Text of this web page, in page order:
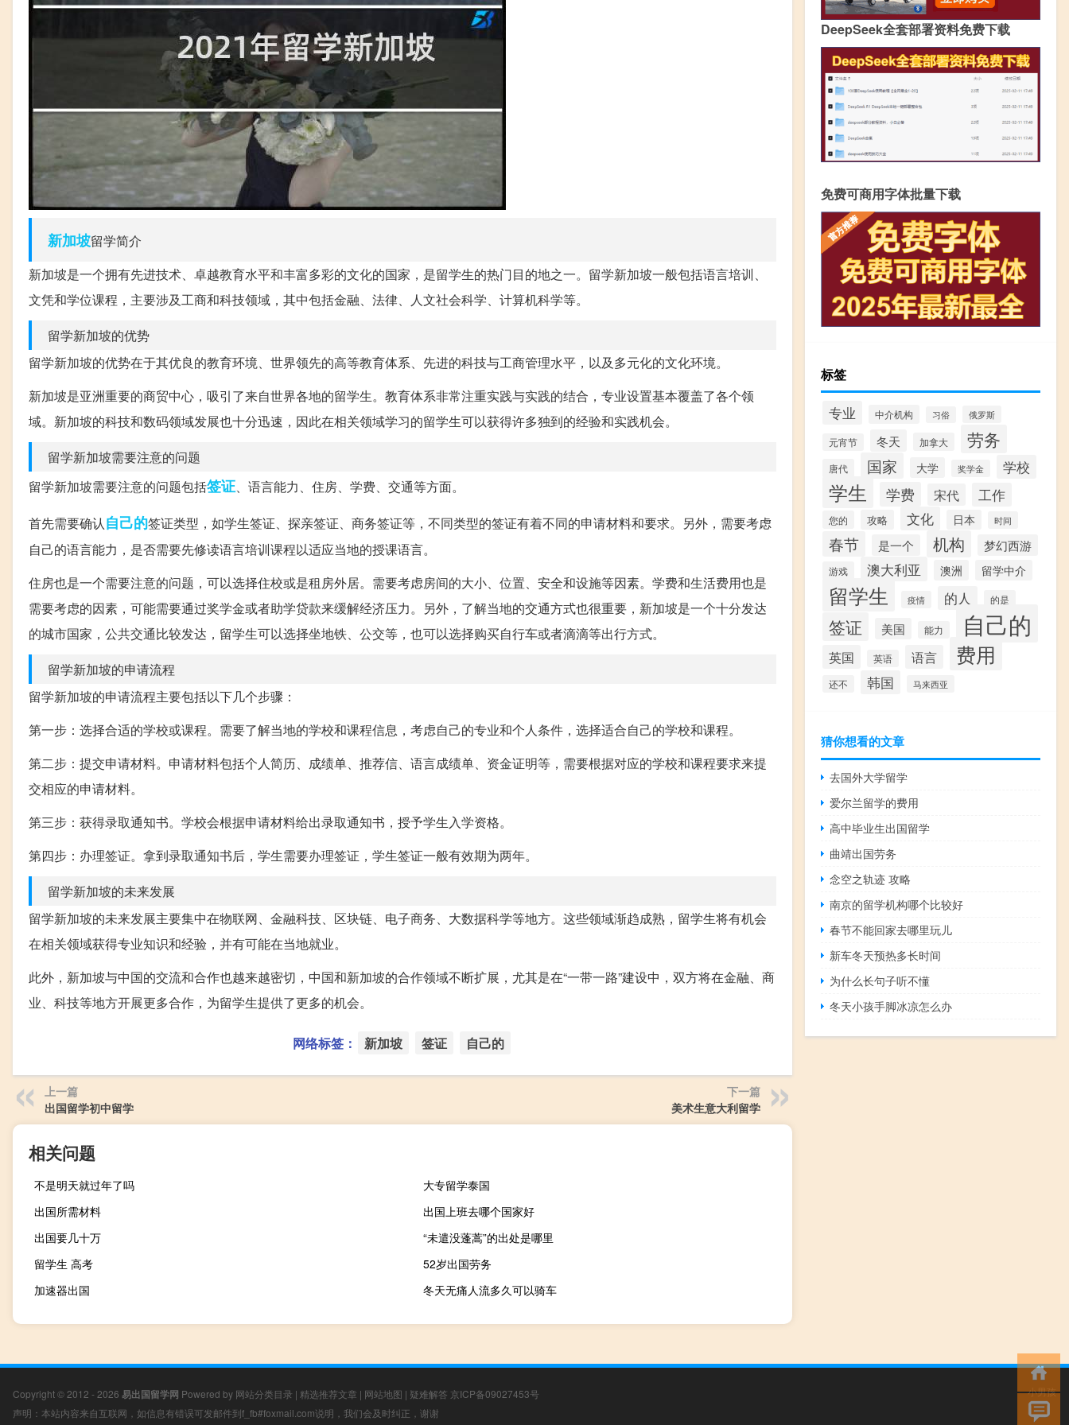
新加坡留学简介
新加坡是一个拥有先进技术、卓越教育水平和丰富多彩的文化的国家，是留学生的热门目的地之一。留学新加坡一般包括语言培训、
文凭和学位课程，主要涉及工商和科技领域，其中包括金融、法律、人文社会科学、计算机科学等。
留学新加坡的优势
留学新加坡的优势在于其优良的教育环境、世界领先的高等教育体系、先进的科技与工商管理水平，以及多元化的文化环境。
新加坡是亚洲重要的商贸中心，吸引了来自世界各地的留学生。教育体系非常注重实践与实践的结合，专业设置基本覆盖了各个领
域。新加坡的科技和数码领域发展也十分迅速，因此在相关领域学习的留学生可以获得许多独到的经验和实践机会。
留学新加坡需要注意的问题
留学新加坡需要注意的问题包括签证、语言能力、住房、学费、交通等方面。
首先需要确认自己的签证类型，如学生签证、探亲签证、商务签证等，不同类型的签证有着不同的申请材料和要求。另外，需要考虑
自己的语言能力，是否需要先修读语言培训课程以适应当地的授课语言。
住房也是一个需要注意的问题，可以选择住校或是租房外居。需要考虑房间的大小、位置、安全和设施等因素。学费和生活费用也是
需要考虑的因素，可能需要通过奖学金或者助学贷款来缓解经济压力。另外，了解当地的交通方式也很重要，新加坡是一个十分发达
的城市国家，公共交通比较发达，留学生可以选择坐地铁、公交等，也可以选择购买自行车或者滴滴等出行方式。
留学新加坡的申请流程
留学新加坡的申请流程主要包括以下几个步骤：
第一步：选择合适的学校或课程。需要了解当地的学校和课程信息，考虑自己的专业和个人条件，选择适合自己的学校和课程。
第二步：提交申请材料。申请材料包括个人简历、成绩单、推荐信、语言成绩单、资金证明等，需要根据对应的学校和课程要求来提
交相应的申请材料。
第三步：获得录取通知书。学校会根据申请材料给出录取通知书，授予学生入学资格。
第四步：办理签证。拿到录取通知书后，学生需要办理签证，学生签证一般有效期为两年。
留学新加坡的未来发展
留学新加坡的未来发展主要集中在物联网、金融科技、区块链、电子商务、大数据科学等地方。这些领域渐趋成熟，留学生将有机会
在相关领域获得专业知识和经验，并有可能在当地就业。
此外，新加坡与中国的交流和合作也越来越密切，中国和新加坡的合作领域不断扩展，尤其是在“一带一路”建设中，双方将在金融、商
业、科技等地方开展更多合作，为留学生提供了更多的机会。
网络标签： 新加坡 签证 自己的
上一篇
出国留学初中留学
下一篇
美术生意大利留学
相关问题
不是明天就过年了吗
大专留学泰国
出国所需材料
出国上班去哪个国家好
出国要几十万
“未遣没蓬蒿”的出处是哪里
留学生 高考
52岁出国劳务
加速器出国
冬天无痛人流多久可以骑车
DeepSeek全套部署资料免费下载
免费可商用字体批量下载
标签
专业 中介机构 习俗 俄罗斯
元宵节 冬天 加拿大 劳务
唐代 国家 大学 奖学金 学校
学生 学费 宋代 工作
您的 攻略 文化 日本 时间
春节 是一个 机构 梦幻西游
游戏 澳大利亚 澳洲 留学中介
留学生 疫情 的人 的是
签证 美国 能力 自己的
英国 英语 语言 费用
还不 韩国 马来西亚
猜你想看的文章
去国外大学留学
爱尔兰留学的费用
高中毕业生出国留学
曲靖出国劳务
念空之轨迹 攻略
南京的留学机构哪个比较好
春节不能回家去哪里玩儿
新车冬天预热多长时间
为什么长句子听不懂
冬天小孩手脚冰凉怎么办
Copyright © 2012 - 2026 易出国留学网 Powered by 网站分类目录 | 精选推荐文章 | 网站地图 | 疑难解答 京ICP备09027453号
声明：本站内容来自互联网，如信息有错误可发邮件到f_fb#foxmail.com说明，我们会及时纠正，谢谢
小男孩